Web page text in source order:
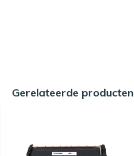
Gerelateerde producten